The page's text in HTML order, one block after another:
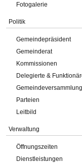
Fotogalerie
Politik
Gemeindepräsident
Gemeinderat
Kommissionen
Delegierte &
Gemeindeversammlung
Parteien
Leitbild
Verwaltung
Öffnungszeiten
Dienstleistungen